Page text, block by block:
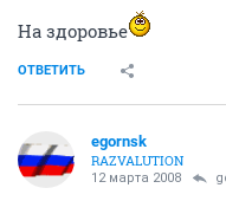
На здоровье
ОТВЕТИТЬ
egornsk
RAZVALUTION
12 марта 2008